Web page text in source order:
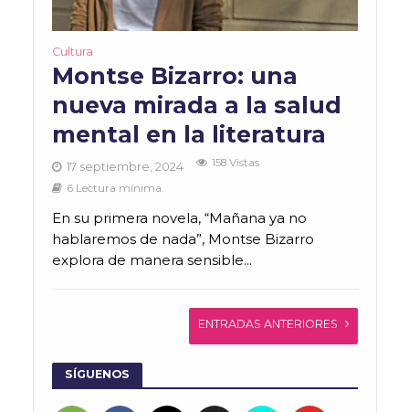
Cultura
Montse Bizarro: una
nueva mirada a la salud
mental en la literatura
17 septiembre, 2024
158 Vistas
6 Lectura mínima
En su primera novela, “Mañana ya no
hablaremos de nada”, Montse Bizarro
explora de manera sensible...
ENTRADAS ANTERIORES
SÍGUENOS